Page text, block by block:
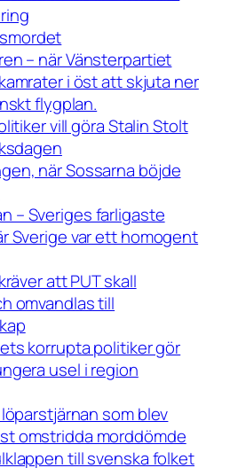
– när Vänsterpartiet
i öst att skjuta ner
flygplan.
vill göra Stalin Stolt
när Sossarna böjde
– Sveriges farligaste
Sverige var ett homogent
att PUT skall
omvandlas till
korrupta politiker gör
usel i region
som blev
omstridda morddömde
till svenska folket